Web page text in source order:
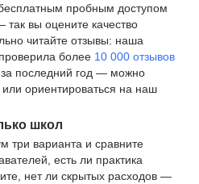
пробным доступом
вы оцените качество
читайте отзывы: наша
более 10 000 отзывов
за последний год — можно
или ориентироваться на наш
школ
три варианта и сравните
есть ли практика
нет ли скрытых расходов —